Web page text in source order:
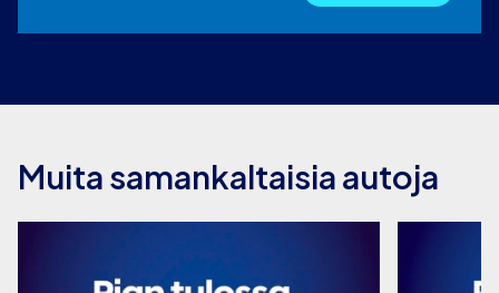
Muita samankaltaisia autoja